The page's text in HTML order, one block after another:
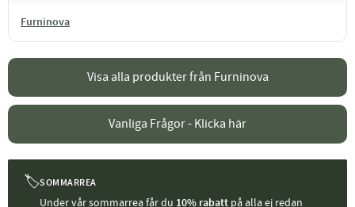
Furninova
Visa alla produkter från Furninova
Vanliga Frågor - Klicka här
🏷SOMMARREA
Under vår sommarrea får du 10% rabatt på alla ej redan